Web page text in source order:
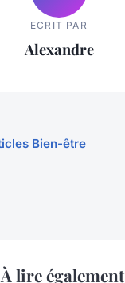
ECRIT PAR
Alexandre
Bien-être
lire également